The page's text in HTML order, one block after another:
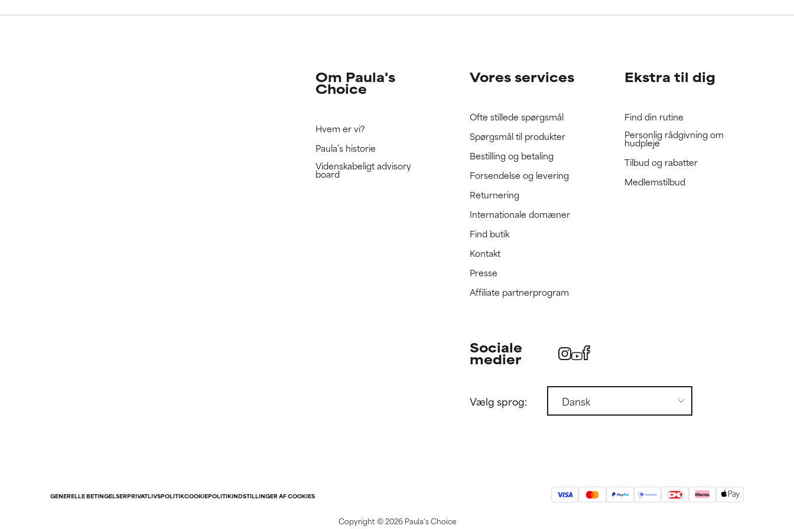
Vi har endnu ikke ratet denne ingrediens, fordi vi ikke har haft mulighed for at gennemgå
Vi har endnu ikke ratet denne ingrediens, fordi vi ikke har haft mulighed for at gennemgå
Om Paula's
Choice
Hvem er vi?
Paula’s historie
Videnskabeligt advisory
board
Vores services
Ofte stillede spørgsmål
Spørgsmål til produkter
Bestilling og betaling
Forsendelse og levering
Returnering
Internationale domæner
Find butik
Kontakt
Presse
Affiliate partnerprogram
Ekstra til dig
Find din rutine
Personlig rådgivning om
hudpleje
Tilbud og rabatter
Medlemstilbud
Sociale
medier
Vælg sprog:
GENERELLE BETINGELSERPRIVATLIVSPOLITIKCOOKIEPOLITIKINDSTILLINGER AF COOKIES
Copyright ©2026 Paula's Choice